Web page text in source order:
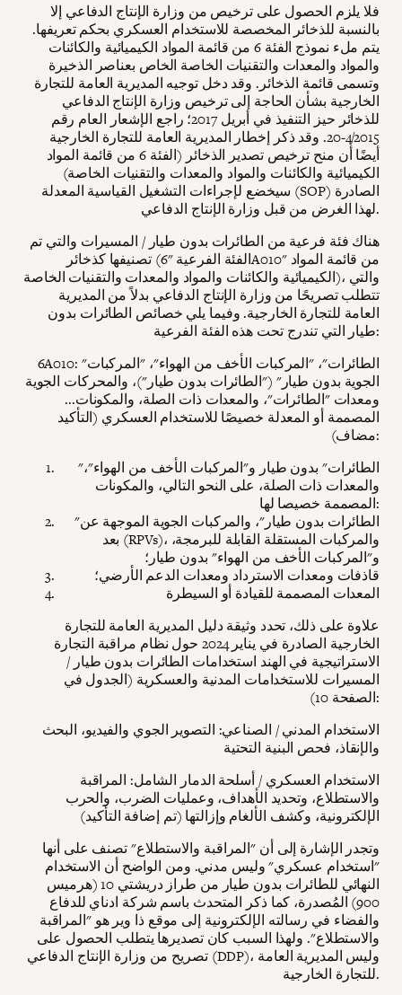
فلا يلزم الحصول على ترخيص من وزارة الإنتاج الدفاعي إلا
بالنسبة للذخائر المخصصة للاستخدام العسكري بحكم تعريفها.
يتم ملء نموذج الفئة 6 من قائمة المواد الكيميائية والكائنات
والمواد والمعدات والتقنيات الخاصة الخاص بعناصر الذخيرة
وتسمى قائمة الذخائر. وقد دخل توجيه المديرية العامة للتجارة
الخارجية بشأن الحاجة إلى ترخيص وزارة الإنتاج الدفاعي
للذخائر حيز التنفيذ في أبريل 2017؛ راجع الإشعار العام رقم
4/2015-20. وقد ذكر إخطار المديرية العامة للتجارة الخارجية
أيضًا أن منح ترخيص تصدير الذخائر (الفئة 6 من قائمة المواد
الكيميائية والكائنات والمواد والمعدات والتقنيات الخاصة)
سيخضع لإجراءات التشغيل القياسية المعدلة (SOP) الصادرة
لهذا الغرض من قبل وزارة الإنتاج الدفاعي.
هناك فئة فرعية من الطائرات بدون طيار / المسيرات والتي تم
تصنيفها كذخائر (الفئة الفرعية "6A010" من قائمة المواد
الكيميائية والكائنات والمواد والمعدات والتقنيات الخاصة)، والتي
تتطلب تصريحًا من وزارة الإنتاج الدفاعي بدلاً من المديرية
العامة للتجارة الخارجية. وفيما يلي خصائص الطائرات بدون
طيار التي تندرج تحت هذه الفئة الفرعية:
6A010: "الطائرات"، "المركبات الأخف من الهواء"، "المركبات
الجوية بدون طيار" ("الطائرات بدون طيار")، والمحركات الجوية
ومعدات "الطائرات"، والمعدات ذات الصلة، والمكونات...
المصممة أو المعدلة خصيصًا للاستخدام العسكري (التأكيد
مضاف):
"الطائرات" بدون طيار و"المركبات الأخف من الهواء"،
والمعدات ذات الصلة، على النحو التالي، والمكونات
المصممة خصيصا لها:
"الطائرات بدون طيار"، والمركبات الجوية الموجهة عن
بعد (RPVs)، والمركبات المستقلة القابلة للبرمجة،
و"المركبات الأخف من الهواء" بدون طيار؛
قاذفات ومعدات الاسترداد ومعدات الدعم الأرضي؛
المعدات المصممة للقيادة أو السيطرة
علاوة على ذلك، تحدد وثيقة دليل المديرية العامة للتجارة
الخارجية الصادرة في يناير 2024 حول نظام مراقبة التجارة
الاستراتيجية في الهند استخدامات الطائرات بدون طيار /
المسيرات للاستخدامات المدنية والعسكرية (الجدول في
الصفحة 10):
الاستخدام المدني / الصناعي: التصوير الجوي والفيديو، البحث
والإنقاذ، فحص البنية التحتية
الاستخدام العسكري / أسلحة الدمار الشامل: المراقبة
والاستطلاع، وتحديد الأهداف، وعمليات الضرب، والحرب
الإلكترونية، وكشف الألغام وإزالتها (تم إضافة التأكيد)
وتجدر الإشارة إلى أن "المراقبة والاستطلاع" تصنف على أنها
"استخدام عسكري" وليس مدني. ومن الواضح أن الاستخدام
النهائي للطائرات بدون طيار من طراز دريشتي 10 (هرميس
900) المُصدرة، كما ذكر المتحدث باسم شركة ادناي للدفاع
والفضاء في رسالته الإلكترونية إلى موقع ذا وير هو "المراقبة
والاستطلاع". ولهذا السبب كان تصديرها يتطلب الحصول على
تصريح من وزارة الإنتاج الدفاعي (DDP)، وليس المديرية العامة
للتجارة الخارجية.